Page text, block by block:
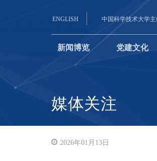
ENGLISH 中国科学技术大学
新闻博览 党建文化
媒体关注
2026年01月13日